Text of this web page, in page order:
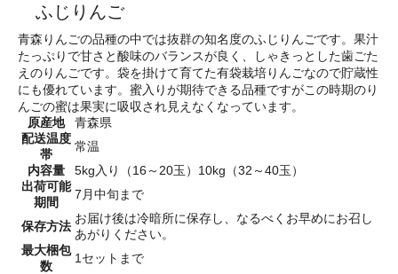
ふじりんご
青森りんごの品種の中では抜群の知名度のふじりんごです。果汁
たっぷりで甘さと酸味のバランスが良く、しゃきっとした歯ごた
えのりんごです。袋を掛けて育てた有袋栽培りんごなので貯蔵性
にも優れています。蜜入りが期待できる品種ですがこの時期のり
んごの蜜は果実に吸収され見えなくなっています。
原産地
青森県
配送温度
帯
常温
内容量
5kg入り（16～20玉）10kg（32～40玉）
出荷可能
期間
7月中旬まで
保存方法
お届け後は冷暗所に保存し、なるべくお早めにお召し
あがりください。
最大梱包
数
1セットまで